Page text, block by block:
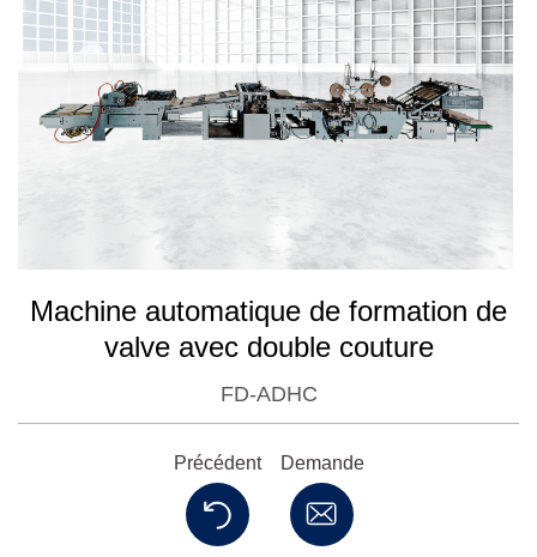
Machine automatique de formation de
valve avec double couture
FD-ADHC
Précédent Demande